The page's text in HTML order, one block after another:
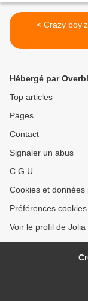
< Crazy
Hébergé par
Top articles
Pages
Contact
Signaler un abus
C.G.U.
Cookies et données
Préférences cookies
Voir le profil de